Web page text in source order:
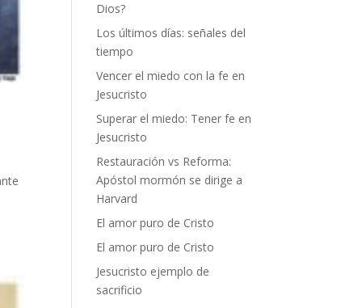
Dios?
Los últimos días: señales del
tiempo
Vencer el miedo con la fe en
Jesucristo
Superar el miedo: Tener fe en
Jesucristo
Restauración vs Reforma:
Apóstol mormón se dirige a
Harvard
El amor puro de Cristo
El amor puro de Cristo
Jesucristo ejemplo de
sacrificio